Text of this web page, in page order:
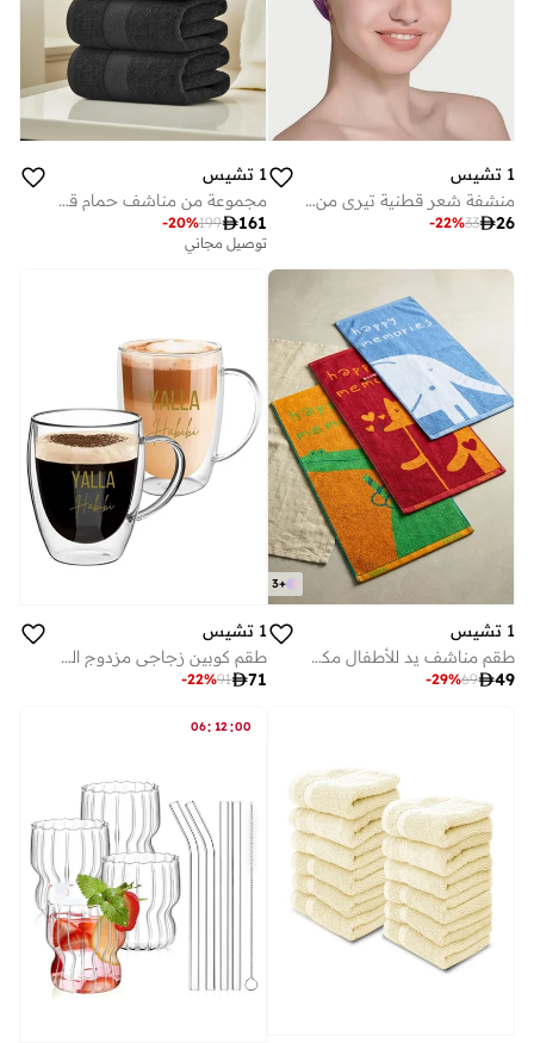
1 تشيس
منشفة شعر قطنية تيري من تشيس، بنفسجي
26
33
-22%
1 تشيس
مجموعة من مناشف حمام قطنية فاخرة كبيرة سوداء سم
161
199
-20%
توصيل مجاني
+
3
1 تشيس
طقم مناشف يد للأطفال مكون من 3 قطع - مناشف وجه ناعمة وماصة مصنوعة من القطن بنسبة 100%، بتصميمات حيوانات مثل التمساح والثعلب والفيل، مناسبة للأطفال والرضع وللاستخدام في الحمام.
49
69
-29%
1 تشيس
طقم كوبين زجاجي مزدوج الجدار مطبوع عليه يلا حبيبي مع مقبض
71
91
-22%
06: 12 :00